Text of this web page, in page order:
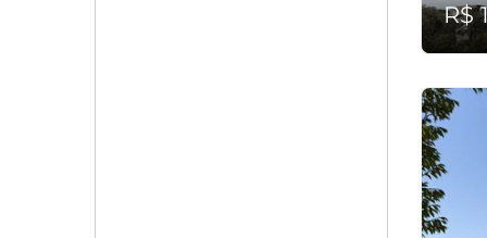
R$